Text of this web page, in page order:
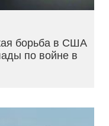
борьба в США
по войне в